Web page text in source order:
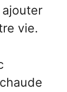
vie.